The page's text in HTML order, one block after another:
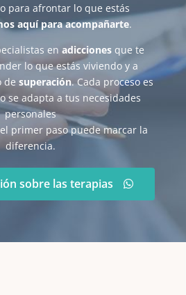
para afrontar lo que estás
aquí para acompañarte.
enadicciones que te
lo que estás viviendo y a
desuperación. Cada proceso es
se adapta a tus necesidades
personales
primer paso puede marcar la
diferencia.
sobre las terapias